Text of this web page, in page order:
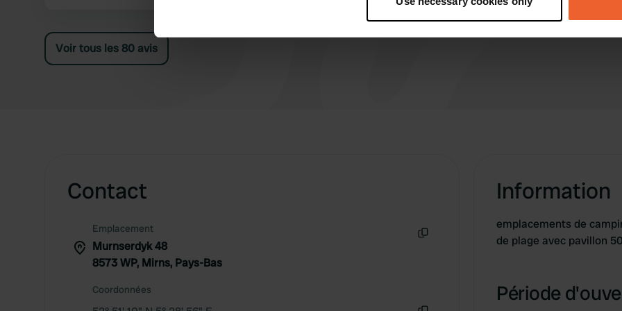
Find out more about how your personal data is processed and set your preferences in the
We use cookies to personalise content and ads, to provide social media features and to
poules, des chats et des moutons :) On
reviendra ! ...
Voir tous les 80 avis
Contact
Emplacement
Murnserdyk 48
8573 WP, Mirns, Pays-Bas
Coordonnées
Information
emplacements de
de plage avec pavillon
Période